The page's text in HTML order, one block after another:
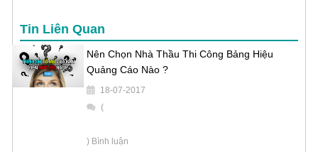
Tin Liên Quan
Nên Chọn Nhà Thầu Thi Công Bảng Hiệu
Quảng Cáo Nào ?
18-07-2017
(
) Bình luận